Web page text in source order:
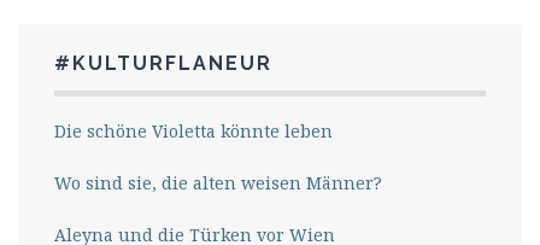
#KULTURFLANEUR
Die schöne Violetta könnte leben
Wo sind sie, die alten weisen Männer?
Aleyna und die Türken vor Wien